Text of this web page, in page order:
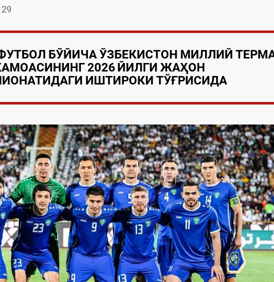
БЎЙИЧАЎЗБЕКИСТОН МИЛЛИЙ
2026 ЙИЛГИ ЖАҲОН
ГИ ИШТИРОКИ ТЎҒРИСИДА